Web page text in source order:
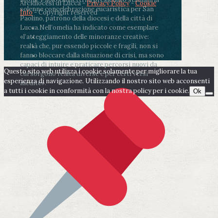
solenne concelebrazione eucaristica per San
Paolino, patrono della diocesi e della città di
Lucca.Nell’omelia ha indicato come esemplare
«l’atteggiamento delle minoranze creative:
realtà che, pur essendo piccole e fragili, non si
fanno bloccare dalla situazione di crisi, ma sono
capaci di intuire e praticare percorsi nuovi da
cui sorgono realtà diverse e per certi versi
inedite».
Arcidiocesi di Lucca -Privacy Policy-Cookie
Info- Copyright reserved
Questo sito web utilizza i cookie solamente per migliorare la tua
esperienza di navigazione. Utilizzando il nostro sito web acconsenti
a tutti i cookie in conformità con la nostra policy per i cookie. Ok